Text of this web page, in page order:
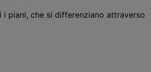
piani, che si differenziano attraverso